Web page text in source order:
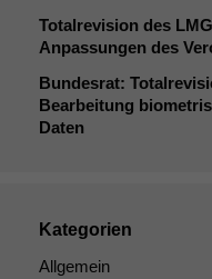
Totalrevision des LMG
Anpassungen des
Bundesrat:
Bearbeitung
Daten
Kategorien
Allgemein